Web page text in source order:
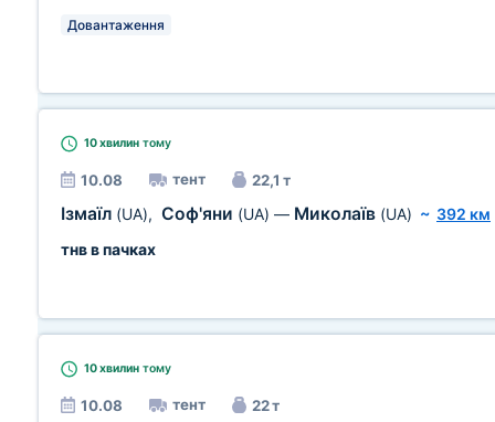
Довантаження
10 хвилин тому
10.08 тент 22,1 т
Ізмаїл (UA), Соф'яни (UA) — Миколаїв (UA) ~ 392 км
тнв в пачках
10 хвилин тому
10.08 тент 22 т